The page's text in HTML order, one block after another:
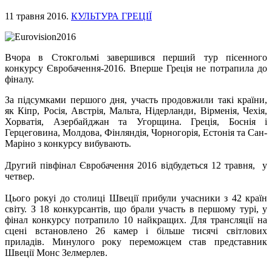
11 травня 2016. КУЛЬТУРА ГРЕЦІЇ
Вчора в Стокгольмі завершився перший тур пісенного
конкурсу Євробачення-2016. Вперше Греція не потрапила до
фіналу.
За підсумками першого дня, участь продовжили такі країни,
як Кіпр, Росія, Австрія, Мальта, Нідерланди, Вірменія, Чехія,
Хорватія, Азербайджан та Угорщина. Греція, Боснія і
Герцеговина, Молдова, Фінляндія, Чорногорія, Естонія та Сан-
Маріно з конкурсу вибувають.
Другий півфінал Євробачення 2016 відбудеться 12 травня, у
четвер.
Цього рокуі до столиці Швеції прибули учасники з 42 країн
світу. З 18 конкурсантів, що брали участь в першому турі, у
фінал конкурсу потрапило 10 найкращих. Для трансляції на
сцені встановлено 26 камер і більше тисячі світлових
приладів. Минулого року переможцем став представник
Швеції Монс Зелмерлев.